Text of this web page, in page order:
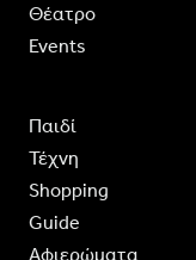
Θέατρο
Events
Παιδί
Τέχνη
Shopping
Guide
Aφιερώματα